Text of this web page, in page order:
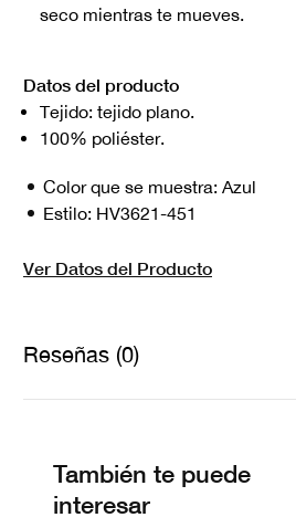
seco mientras te mueves.
Datos del producto
Tejido: tejido plano.
100% poliéster.
Color que se muestra: Azul
Estilo: HV3621-451
Ver Datos del Producto
Reseñas (0)
También te puede
interesar